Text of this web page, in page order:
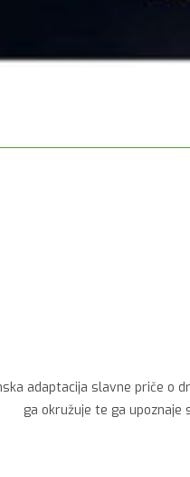
adaptacija slavne priče o
ga okružuje te ga upoznaje